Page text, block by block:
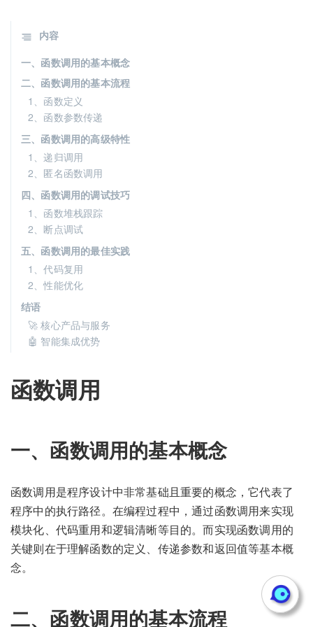
函数调用
一、函数调用的基本概念
函数调用是程序设计中非常基础且重要的概念，它代表了
程序中的执行路径。在编程过程中，通过函数调用来实现
模块化、代码重用和逻辑清晰等目的。而实现函数调用的
关键则在于理解函数的定义、传递参数和返回值等基本概
念。
二、函数调用的基本流程
内容
一、函数调用的基本概念
二、函数调用的基本流程
1、函数定义
2、函数参数传递
三、函数调用的高级特性
1、递归调用
2、匿名函数调用
四、函数调用的调试技巧
1、函数堆栈跟踪
2、断点调试
五、函数调用的最佳实践
1、代码复用
2、性能优化
结语
🚀 核心产品与服务
🤖 智能集成优势